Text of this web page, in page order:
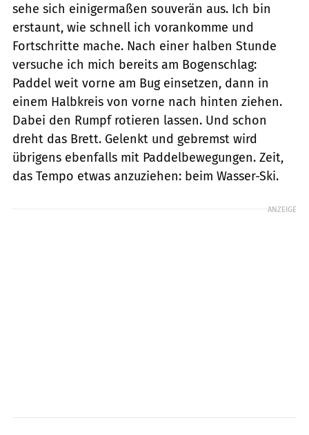
sehe sich einigermaßen souverän aus. Ich bin
erstaunt, wie schnell ich vorankomme und
Fortschritte mache. Nach einer halben Stunde
versuche ich mich bereits am Bogenschlag:
Paddel weit vorne am Bug einsetzen, dann in
einem Halbkreis von vorne nach hinten ziehen.
Dabei den Rumpf rotieren lassen. Und schon
dreht das Brett. Gelenkt und gebremst wird
übrigens ebenfalls mit Paddelbewegungen. Zeit,
das Tempo etwas anzuziehen: beim Wasser-Ski.
ANZEIGE